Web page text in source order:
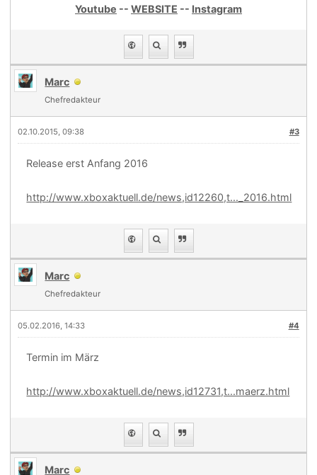
Youtube -- WEBSITE -- Instagram
Marc
Chefredakteur
#3
02.10.2015, 09:38
Release erst Anfang 2016
http://www.xboxaktuell.de/news,id12260,t..._2016.html
Marc
Chefredakteur
#4
05.02.2016, 14:33
Termin im März
http://www.xboxaktuell.de/news,id12731,t...maerz.html
Marc